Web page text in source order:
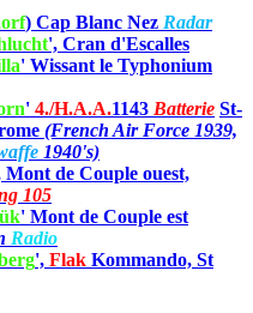
) Cap Blanc Nez Radar
', Cran d'Escalles
' Wissant le Typhonium
' 4./H.A.A.1143 Batterie St-
(French Air Force 1939,
1940's)
Mont de Couple ouest,
105
' Mont de Couple est
Radio
', Flak Kommando, St